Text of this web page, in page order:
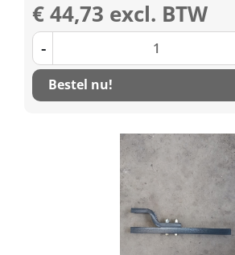
€ 44,73 excl. BTW
-
Bestel nu!